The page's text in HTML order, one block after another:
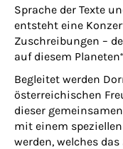
Sprache der Texte
entsteht eine
Zuschreibungen –
auf diesem
Begleitet werden
österreichischen
dieser
mit einem
werden, welches